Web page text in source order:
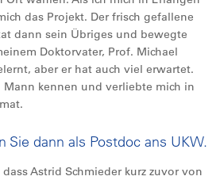
das Projekt. Der frisch gefallene
dann sein Übriges und bewegte
Doktorvater, Prof. Michael
aber er hat auch viel erwartet.
kennen und verliebte mich in
Sie dann als Postdoc ans UKW.
Astrid Schmieder kurz zuvor von